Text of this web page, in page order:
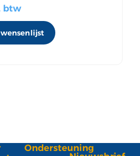
btw
Ondersteuning